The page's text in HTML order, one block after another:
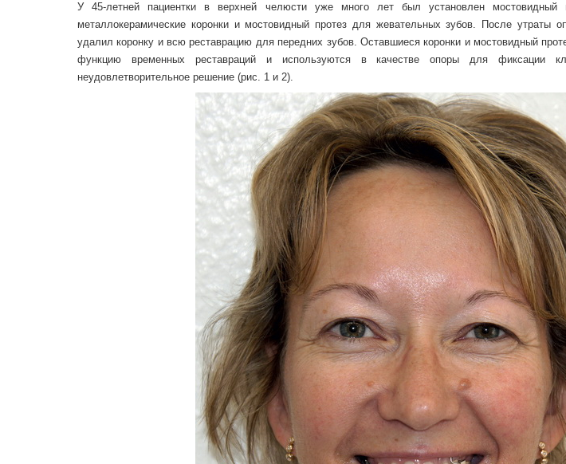
У 45-летней пациентки в верхней челюсти уже много лет был установлен мостовидный
металлокерамические коронки и мостовидный протез для жевательных зубов. После утраты
удалил коронку и всю реставрацию для передних зубов. Оставшиеся коронки и мостовидный
функцию временных реставраций и используются в качестве опоры для фиксации
неудовлетворительное решение (рис. 1 и 2).